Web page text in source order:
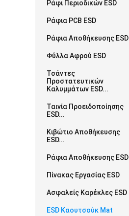
Ράφι Περιοδικών ESD
Ράφια PCB ESD
Ράφια Αποθήκευσης ESD
Φύλλα Αφρού ESD
Τσάντες
Προστατευτικών
Καλυμμάτων ESD...
Ταινία Προειδοποίησης
ESD...
Κιβώτιο Αποθήκευσης
ESD...
Ράφια Αποθήκευσης ESD
Πίνακας Εργασίας ESD
Ασφαλείς Καρέκλες ESD
ESD Καουτσούκ Mat